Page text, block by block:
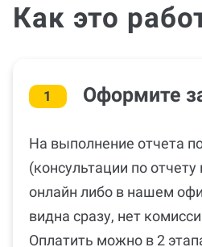
Как это
1 Оформите
На выполнение отчета
(консультации по отчету
онлайн либо в нашем
видна сразу, нет
Оплатить можно в 2